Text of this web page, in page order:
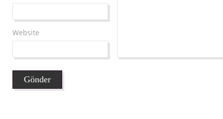
Website